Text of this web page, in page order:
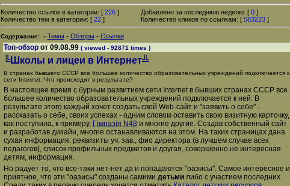
Количество ссылок в категории: [ 226]
Количество тем в категории: [ 22]
Добавлено за последнюю неделю: [ 0]
Количество кликов по ссылкам: [ 583223]
Содержание: - Темы - Обзоры - Ссылки
Топ-обзор от 09.08.99 ( viewed - 92871 times )
╚Школы и лицеи в Интернет╩
В странах бывшего СССР все большее количество образовательных учреждений подключается к
сети Internet. Что происходит в результате?
В настоящее время с бурным развитием сети Internet в бывших странах СССР все
большее количество образовательных учреждений подключается к ней. В
результате этого каждый хочет создать свой Web-сайт и "заявить о себе" -
рассказать о себе, своих успехах - одним словом оставить свою визитную карточку,
как поступила, к примеру, Гiмназiя N48 и многие другие. Создав собственный сайт
и разработав дизайн, многие останавливаются на этом. На таких страницах дана
сухая информация: реквизиты уч. зав., фио директора (в лучшем случае всех
педагогов), список профильных предметов и другая, совершенно не интересная
детям, информация.
Но радует то, что все-таки нет-нет да и попадаются "оазисы". Самое интересное и
приятное, что эти "оазисы" созданы самими детьмилибо с участием последних.